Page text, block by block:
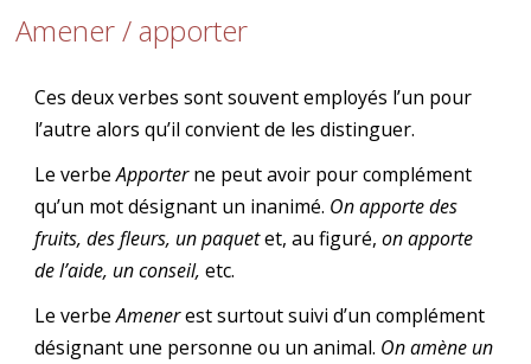
Amener / apporter
Ces deux verbes sont souvent employés l’un pour
l’autre alors qu’il convient de les distinguer.
Le verbeApporterne peut avoir pour complément
qu’un mot désignant un inanimé. On apporte des
fruits, des fleurs, un paquetet, au figuré,on apporte
de l’aide, un conseil, etc.
Le verbeAmenerest surtout suivi d’un complément
désignant une personne ou un animal. On amène un